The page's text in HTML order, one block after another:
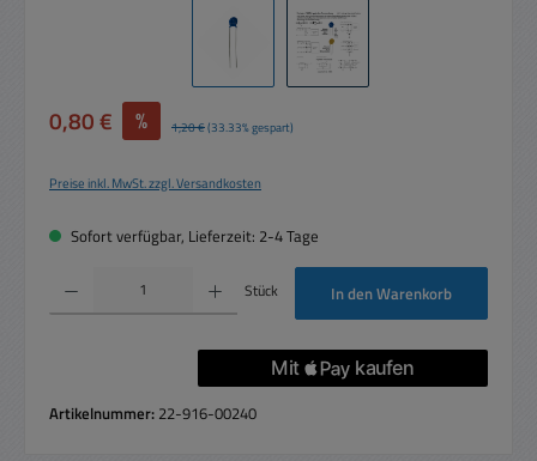
Verkaufspreis:
0,80 € % Regulärer Preis:
1,20 €(33.33% gespart)
Preise inkl. MwSt. zzgl. Versandkosten
Sofort verfügbar, Lieferzeit: 2-4 Tage
Produkt Anzahl: Gib den gewünschten Wert ein oder benutze die Schaltflächen um
Stück In den Warenkorb
Artikelnummer: 22-916-00240